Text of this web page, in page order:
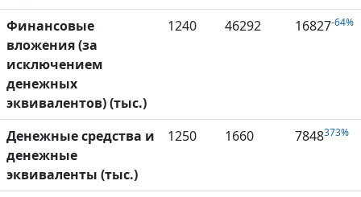
Финансовые
вложения (за
исключением
денежных
эквивалентов) (тыс.)
1240 46292 16827-64%
Денежные средства и
денежные
эквиваленты (тыс.)
1250 1660 7848373%